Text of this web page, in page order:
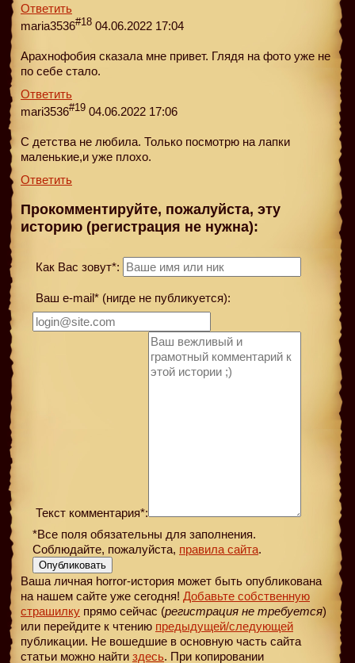
Ответить
maria3536#18 04.06.2022 17:04
Арахнофобия сказала мне привет. Глядя на фото уже не
по себе стало.
Ответить
mari3536#19 04.06.2022 17:06
С детства не любила. Только посмотрю на лапки
маленькие,и уже плохо.
Ответить
Прокомментируйте, пожалуйста, эту
историю (регистрация не нужна):
Как Вас зовут*:
Ваш e-mail* (нигде не публикуется):
Текст комментария*:
*Все поля обязательны для заполнения.
Соблюдайте, пожалуйста, правила сайта.
Опубликовать
Ваша личная horror-история может быть опубликована
на нашем сайте уже сегодня! Добавьте собственную
страшилку прямо сейчас (регистрация не требуется)
или перейдите к чтению предыдущей/следующей
публикации. Не вошедшие в основную часть сайта
статьи можно найти здесь. При копировании